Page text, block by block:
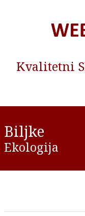
Kvalitetni
Biljke
Ekologija